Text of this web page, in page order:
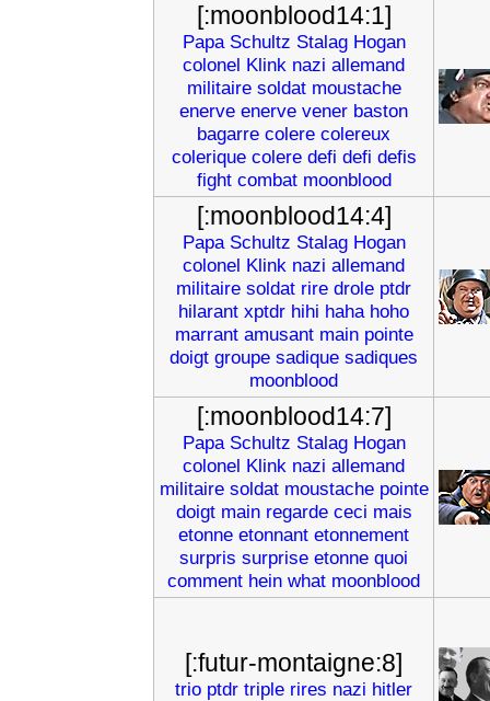
[:moonblood14:1]
Papa Schultz Stalag Hogan
colonel Klink nazi allemand
militaire soldat moustache
enerve enerve vener baston
bagarre colere colereux
colerique colere defi defi defis
fight combat moonblood
[:moonblood14:4]
Papa Schultz Stalag Hogan
colonel Klink nazi allemand
militaire soldat rire drole ptdr
hilarant xptdr hihi haha hoho
marrant amusant main pointe
doigt groupe sadique sadiques
moonblood
[:moonblood14:7]
Papa Schultz Stalag Hogan
colonel Klink nazi allemand
militaire soldat moustache pointe
doigt main regarde ceci mais
etonne etonnant etonnement
surpris surprise etonne quoi
comment hein what moonblood
[:futur-montaigne:8]
trio ptdr triple rires nazi hitler